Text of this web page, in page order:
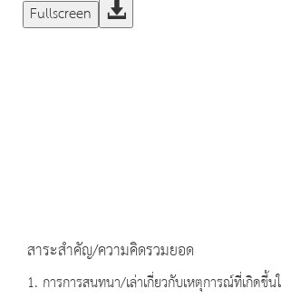
Fullscreen
สาระสำคัญ/ความคิดรวมยอด
1. การการสนทนา/เล่าเกี่ยวกับเหตุการณ์ที่เกิดขึ้